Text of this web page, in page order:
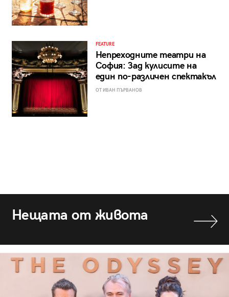
FEATURE
Непреходните театри на
София: Зад кулисите на
един по-различен спектакъл
ОТ ИВАН ПЪРВАНОВ
Нещата от живота